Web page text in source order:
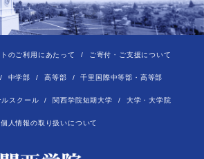
のご利用にあたって ご寄付・ご支援について
中学部 高等部 千里国際中等部・高等部
スクール 関西学院短期大学 大学・大学院
個人情報の取り扱いについて